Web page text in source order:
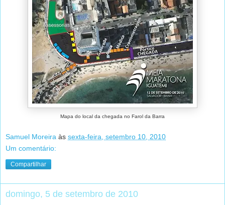
Mapa do local da chegada no Farol da Barra
Samuel Moreira às sexta-feira, setembro 10, 2010
Um comentário:
Compartilhar
domingo, 5 de setembro de 2010